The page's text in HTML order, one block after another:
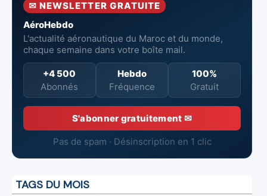
✉ NEWSLETTER GRATUITE
AéroHebdo
L'actualité aéronautique du Maroc et du monde,
chaque semaine dans votre boîte mail.
+4 500
Abonnés
Hebdo
Fréquence
100%
Gratuit
S'abonner gratuitement ✉
Pas de spam · Désinscription en 1 clic
TAGS DU MOIS